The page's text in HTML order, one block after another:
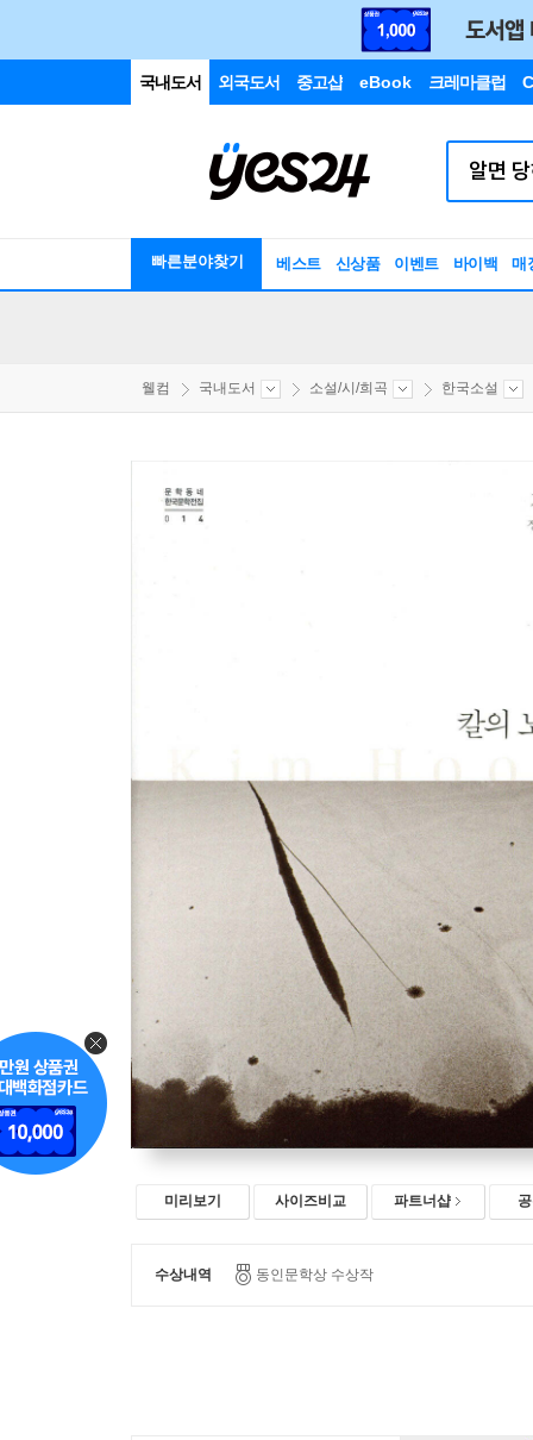
국내도서 외국도서 중고샵 eBook 크레마클럽
빠른분야찾기 베스트 신상품 이벤트 바이백 매
웰컴 국내도서 소설/시/희곡 한국소설
미리보기 사이즈비교 파트너샵
수상내역 동인문학상 수상작